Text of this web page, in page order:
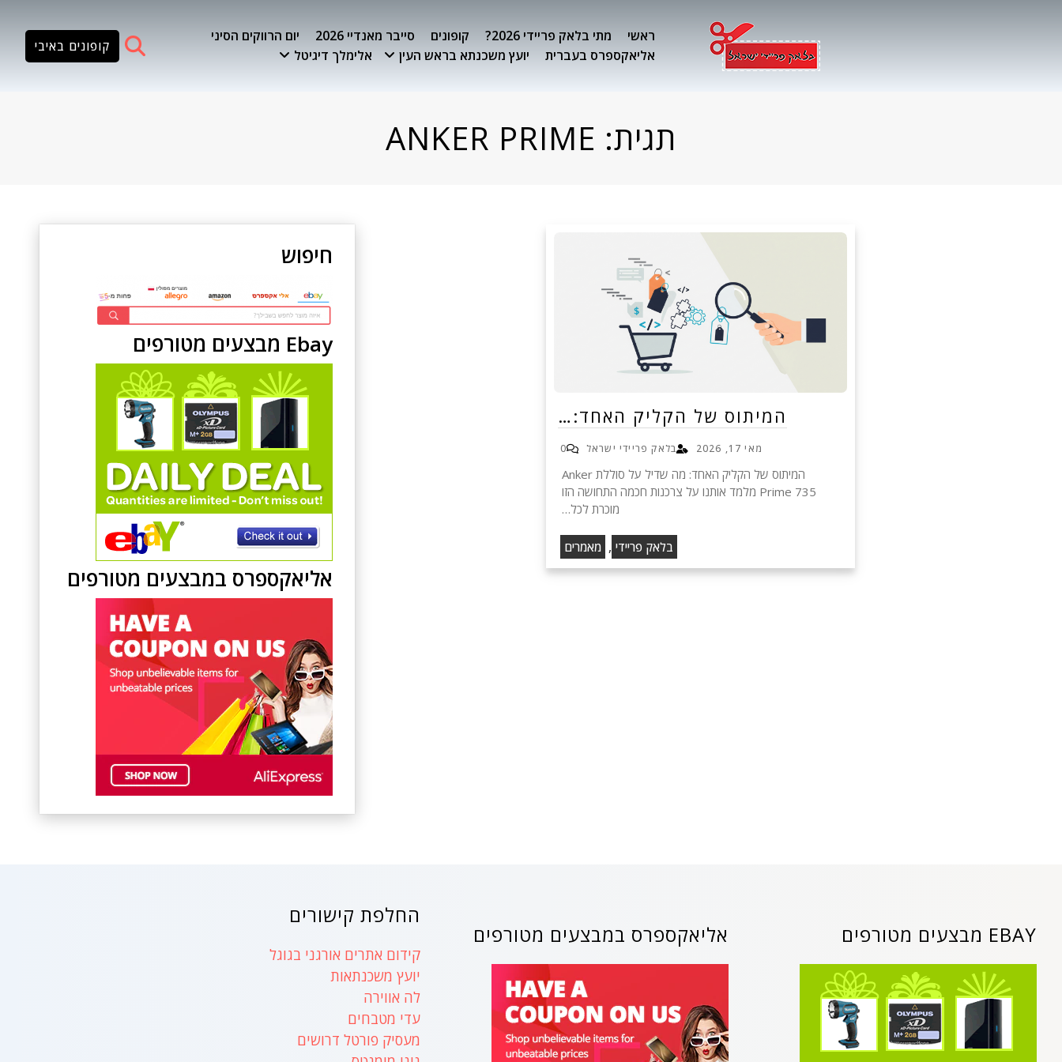
ראשי מתי בלאק פריידי 2026? קופונים סייבר מאנדיי 2026
יום הרווקים הסיני
אליאקספרס בעברית
יועץ משכנתא בראש העין אלימלך דיגיטל
קופונים באיבי
תגית: ANKER PRIME
המיתוס של הקליק האחד:…
מאי 17, 2026 בלאק פריידי ישראל 0
המיתוס של הקליק האחד: מה שדיל על סוללת Anker
Prime 735 מלמד אותנו על צרכנות חכמה התחושה הזו
מוכרת לכל…
בלאק פריידי , מאמרים
חיפוש
Ebay מבצעים מטורפים
אליאקספרס במבצעים מטורפים
החלפת קישורים
קידום אתרים אורגני בגוגל
יועץ משכנתאות
לה אווירה
עדי מטבחים
מעסיק פורטל דרושים
אליאקספרס במבצעים מטורפים EBAY מבצעים מטורפים